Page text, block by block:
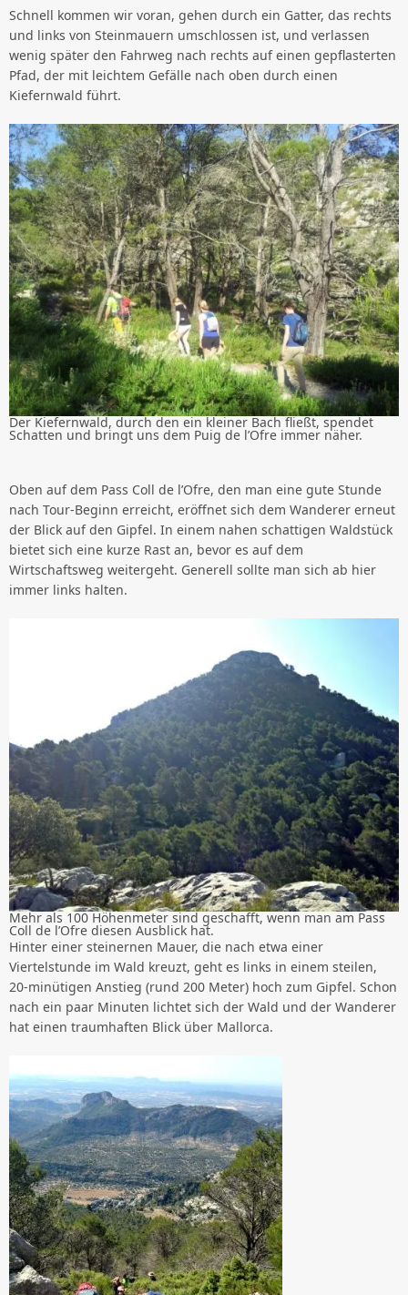
Schnell kommen wir voran, gehen durch ein Gatter, das rechts
und links von Steinmauern umschlossen ist, und verlassen
wenig später den Fahrweg nach rechts auf einen gepflasterten
Pfad, der mit leichtem Gefälle nach oben durch einen
Kiefernwald führt.
Der Kiefernwald, durch den ein kleiner Bach fließt, spendet
Schatten und bringt uns dem Puig de l’Ofre immer näher.
Oben auf dem Pass Coll de l’Ofre, den man eine gute Stunde
nach Tour-Beginn erreicht, eröffnet sich dem Wanderer erneut
der Blick auf den Gipfel. In einem nahen schattigen Waldstück
bietet sich eine kurze Rast an, bevor es auf dem
Wirtschaftsweg weitergeht. Generell sollte man sich ab hier
immer links halten.
Mehr als 100 Höhenmeter sind geschafft, wenn man am Pass
Coll de l’Ofre diesen Ausblick hat.
Hinter einer steinernen Mauer, die nach etwa einer
Viertelstunde im Wald kreuzt, geht es links in einem steilen,
20-minütigen Anstieg (rund 200 Meter) hoch zum Gipfel. Schon
nach ein paar Minuten lichtet sich der Wald und der Wanderer
hat einen traumhaften Blick über Mallorca.